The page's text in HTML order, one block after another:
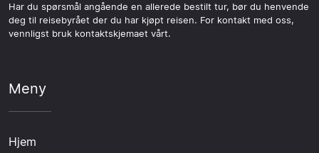
Har du spørsmål angående en allerede bestilt tur, bør du henvende
deg til reisebyrået der du har kjøpt reisen. For kontakt med oss,
vennligst bruk kontaktskjemaet vårt.
Meny
Hjem